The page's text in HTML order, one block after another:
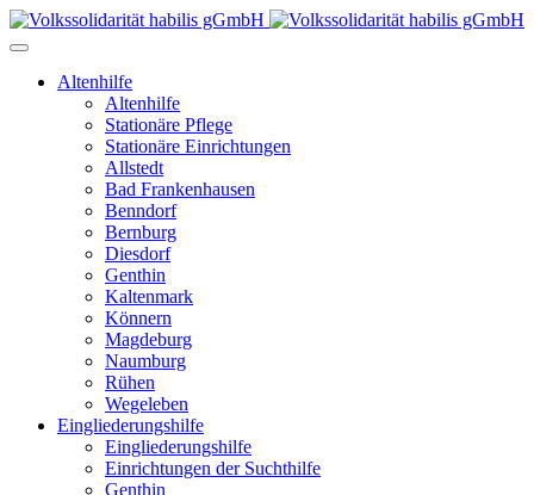
Altenhilfe
Altenhilfe
Stationäre Pflege
Stationäre Einrichtungen
Allstedt
Bad Frankenhausen
Benndorf
Bernburg
Diesdorf
Genthin
Kaltenmark
Könnern
Magdeburg
Naumburg
Rühen
Wegeleben
Eingliederungshilfe
Eingliederungshilfe
Einrichtungen der Suchthilfe
Genthin